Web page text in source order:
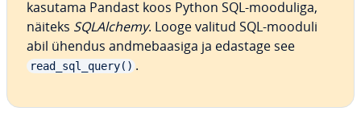
kasutama Pandast koos Python SQL-mooduliga,
näiteks SQ­LAlc­hemy. Looge valitud SQL-mooduli
abil ühendus and­me­baasiga ja edastage see
read_sql_query() .